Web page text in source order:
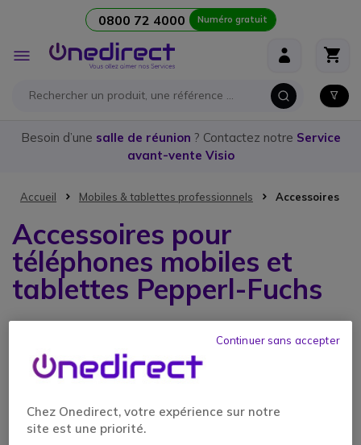
0800 72 4000 Numéro gratuit
Affichage
navigation
Besoin d’une salle de réunion ? Contactez notre Service
avant-vente Visio
Accueil Mobiles & tablettes professionnels Accessoires
Accessoires pour
téléphones mobiles et
tablettes Pepperl-Fuchs
Chez Onedirect, votre expérience sur notre
site est une priorité.
Continuer sans accepter